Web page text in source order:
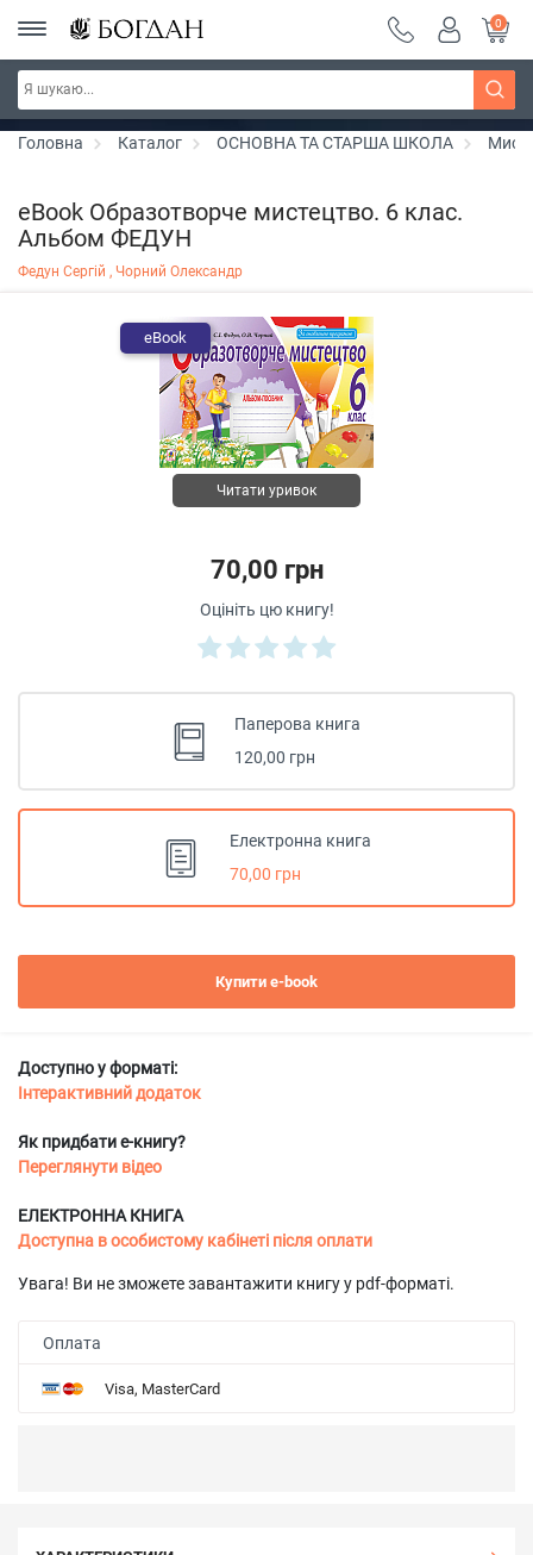
РОЗПРОДАЖ ~ 150 грн ~ 200 грн ~ 250 грн ~
300 грн ~ РОЗПРОДАЖ
Дізнатись більше
0
Головна Каталог ОСНОВНА ТА СТАРША ШКОЛА
eBook Образотворче мистецтво. 6 клас.
Альбом ФЕДУН
Федун Сергій , Чорний Олександр
eBook
Читати уривок
70,00 грн
Оцініть цю книгу!
Паперова книга
120,00 грн
Електронна книга
70,00 грн
Купити e-book
Доступно у форматі:
Інтерактивний додаток
Як придбати е-книгу?
Переглянути відео
ЕЛЕКТРОННА КНИГА
Доступна в особистому кабінеті після оплати
Увага! Ви не зможете завантажити книгу у pdf-форматі.
Оплата
Visa, MasterCard